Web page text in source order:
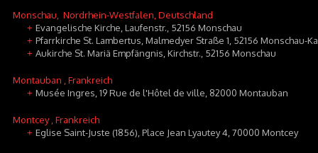
Monschau , Nordrhein-Westfalen, Deutschland
+ Evangelische Kirche, Laufenstr., 52156 Monschau
+ Pfarrkirche St. Lambertus, Malmedyer Straße 1, 52156 Monschau-
+ Aukirche St. Mariä Empfängnis, Kirchstr., 52156 Monschau
Montauban , Frankreich
+ Musée Ingres, 19 Rue de l'Hôtel de ville, 82000 Montauban
Montcey, Frankreich
+ Eglise Saint-Juste (1856), Place Jean Lyautey 4, 70000 Montcey